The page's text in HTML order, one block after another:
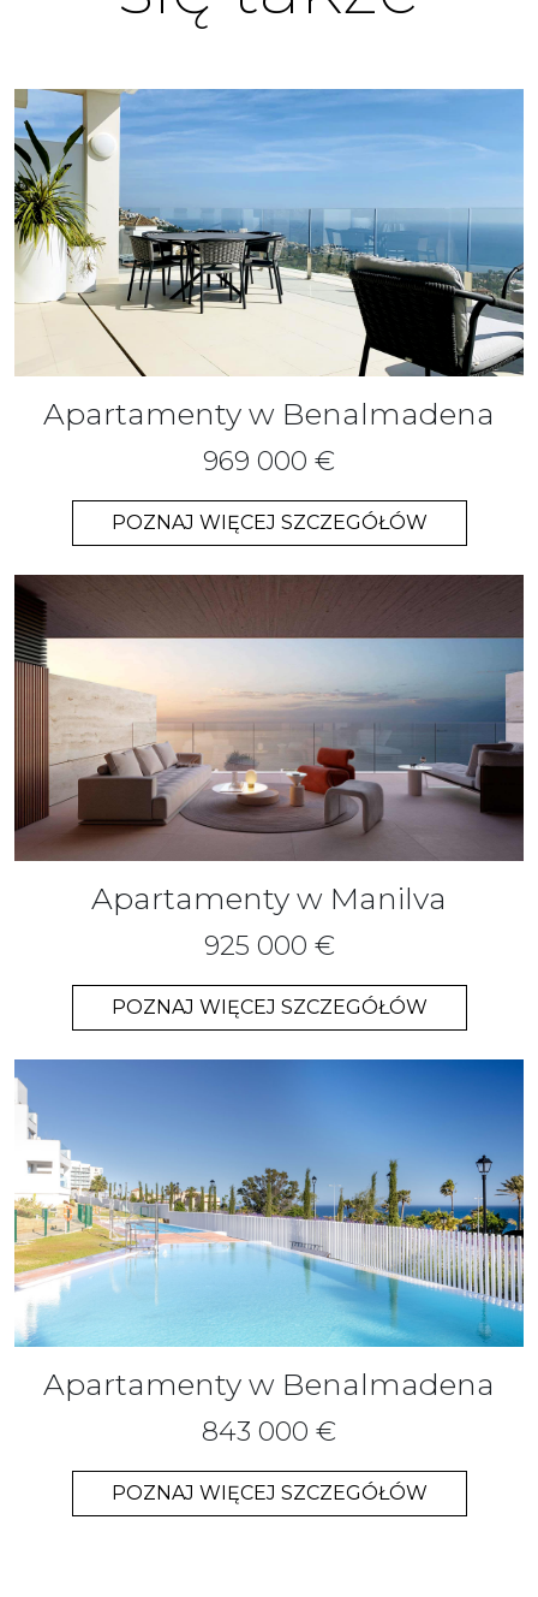
Apartamenty w Benalmadena
969 000 €
POZNAJ WIĘCEJ SZCZEGÓŁÓW
Apartamenty w Manilva
925 000 €
POZNAJ WIĘCEJ SZCZEGÓŁÓW
Apartamenty w Benalmadena
843 000 €
POZNAJ WIĘCEJ SZCZEGÓŁÓW